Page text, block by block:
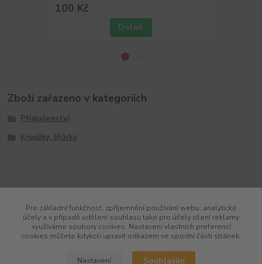
100 Kč
Detail
Zboží zařazeno v kategoriích
Příslušenství
Kroužky, šňůrky
Pro základní funkčnost, zpříjemnění používání webu, analytické
účely a v případě udělení souhlasu také pro účely cílení reklamy
využíváme soubory cookies. Nastavení vlastních preferencí
cookies můžete kdykoli upravit odkazem ve spodní části stránek.
Nastavení Souhlasím